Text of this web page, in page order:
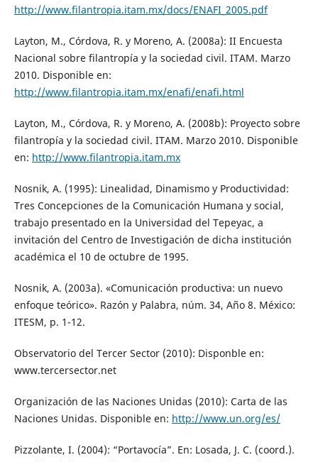
http://www.filantropia.itam.mx/docs/ENAFI_2005.pdf
Layton, M., Córdova, R. y Moreno, A. (2008a): II Encuesta
Nacional sobre filantropía y la sociedad civil. ITAM. Marzo
2010. Disponible en:
http://www.filantropia.itam.mx/enafi/enafi.html
Layton, M., Córdova, R. y Moreno, A. (2008b): Proyecto sobre
filantropía y la sociedad civil. ITAM. Marzo 2010. Disponible
en: http://www.filantropia.itam.mx
Nosnik, A. (1995): Linealidad, Dinamismo y Productividad:
Tres Concepciones de la Comunicación Humana y social,
trabajo presentado en la Universidad del Tepeyac, a
invitación del Centro de Investigación de dicha institución
académica el 10 de octubre de 1995.
Nosnik, A. (2003a). «Comunicación productiva: un nuevo
enfoque teórico». Razón y Palabra, núm. 34, Año 8. México:
ITESM, p. 1-12.
Observatorio del Tercer Sector (2010): Disponble en:
www.tercersector.net
Organización de las Naciones Unidas (2010): Carta de las
Naciones Unidas. Disponible en: http://www.un.org/es/
Pizzolante, I. (2004): “Portavocía”. En: Losada, J. C. (coord.).